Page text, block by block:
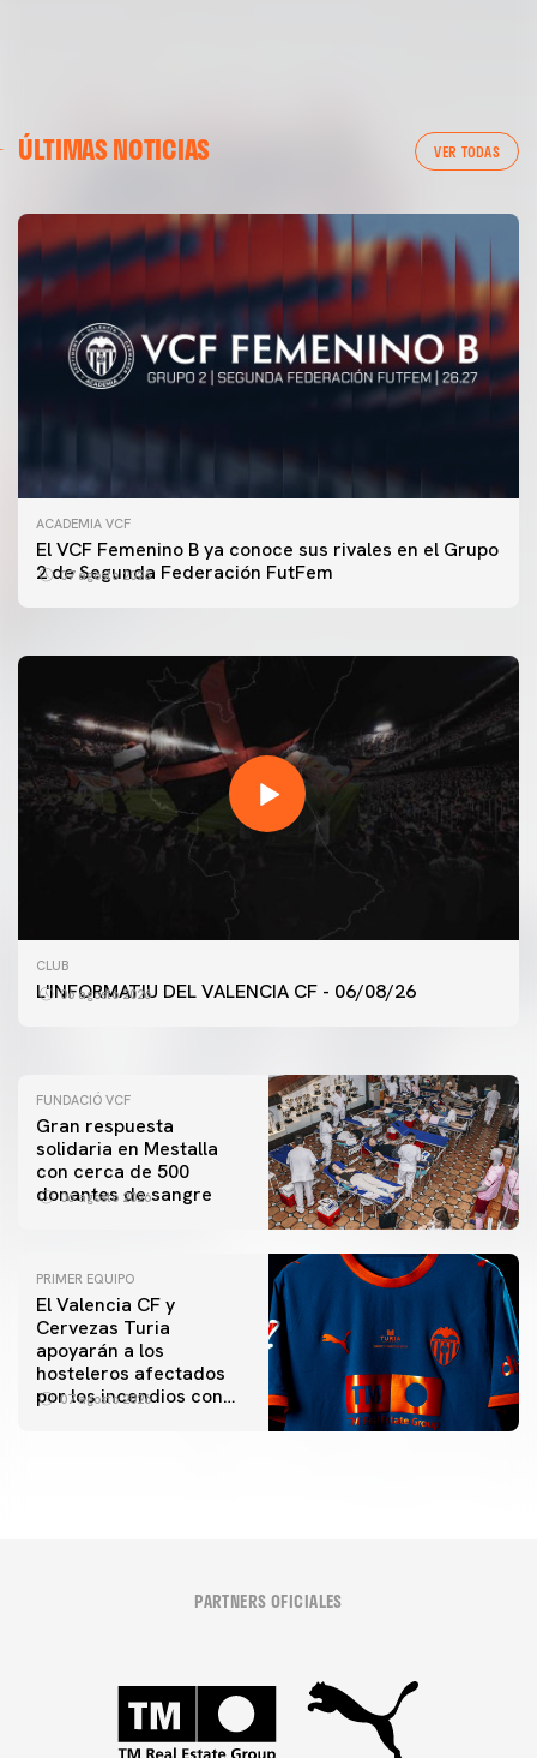
ÚLTIMAS NOTICIAS VER TODAS
ACADEMIA VCF
El VCF Femenino B ya conoce sus rivales en el Grupo
2 de Segunda Federación FutFem
07 agosto 2026
PRIMER EQUIPO
ENTRENAMIENTO DEL VALENCIA CF 7/8/2026
CLUB
L'INFORMATIU DEL VALENCIA CF - 06/08/26
06 agosto 2026
PRIMER EQUIPO
ENTRENAMIENTO DEL VALENCIA CF 6/8/2026
FUNDACIÓ VCF
Gran respuesta
solidaria en Mestalla
con cerca de 500
donantes de sangre
06 agosto 2026
PRIMER EQUIPO
El Valencia CF y
Cervezas Turia
apoyarán a los
hosteleros afectados
por los incendios con
07 agosto 2026
PARTNERS OFICIALES